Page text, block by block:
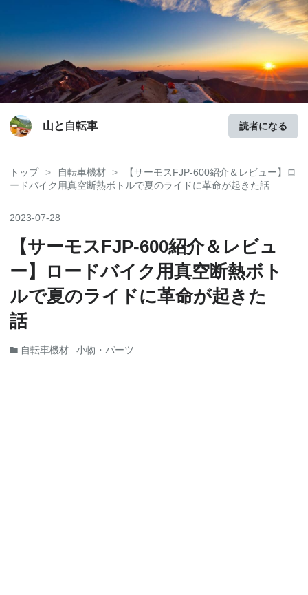
山と自転車 読者になる
トップ > 自転車機材 >
【サーモスFJP-600紹介＆レビュー】ロ
ードバイク用真空断熱ボトルで夏のライドに革命が起きた話
2023-07-28
【サーモスFJP-600紹介＆レビュ
ー】ロードバイク用真空断熱ボト
ルで夏のライドに革命が起きた
話
自転車機材 小物・パーツ